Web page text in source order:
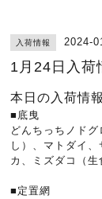
入荷情報 2024-
1月24日入荷
本日の入荷情
■底曳
どんちっちノド
し）、マトダイ
カ、ミズダコ（生
■定置網